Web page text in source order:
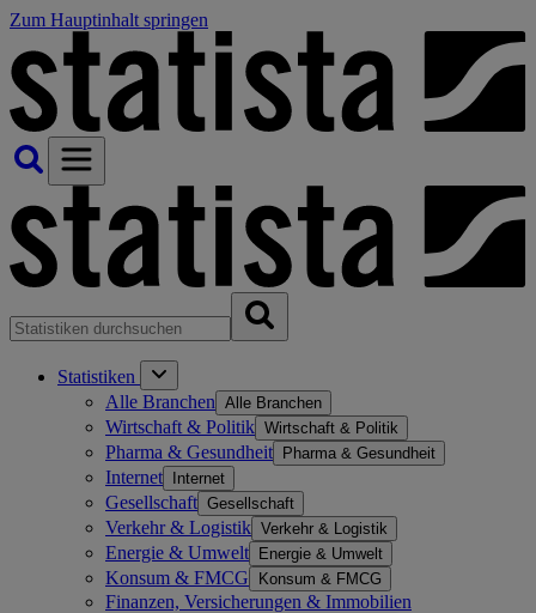
Zum Hauptinhalt springen
Statistiken
Alle Branchen Alle Branchen
Wirtschaft & Politik Wirtschaft & Politik
Pharma & Gesundheit Pharma & Gesundheit
Internet Internet
Gesellschaft Gesellschaft
Verkehr & Logistik Verkehr & Logistik
Energie & Umwelt Energie & Umwelt
Konsum & FMCG Konsum & FMCG
Finanzen, Versicherungen & Immobilien